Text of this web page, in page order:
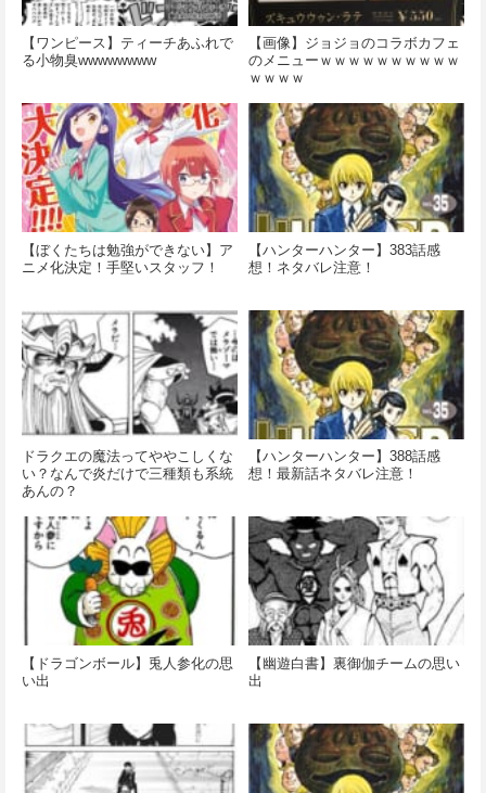
【ワンピース】ティーチあふれで
る小物臭wwwwwwww
【画像】ジョジョのコラボカフェ
のメニューｗｗｗｗｗｗｗｗｗｗ
ｗｗｗｗ
【ぼくたちは勉強ができない】ア
ニメ化決定！手堅いスタッフ！
【ハンターハンター】383話感
想！ネタバレ注意！
ドラクエの魔法ってややこしくな
い？なんで炎だけで三種類も系統
あんの？
【ハンターハンター】388話感
想！最新話ネタバレ注意！
【ドラゴンボール】兎人参化の思
い出
【幽遊白書】裏御伽チームの思い
出